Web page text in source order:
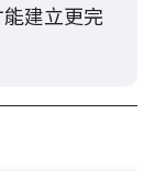
建立更完